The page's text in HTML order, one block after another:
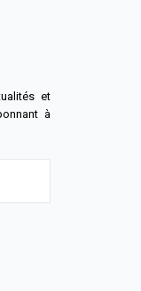
et
à